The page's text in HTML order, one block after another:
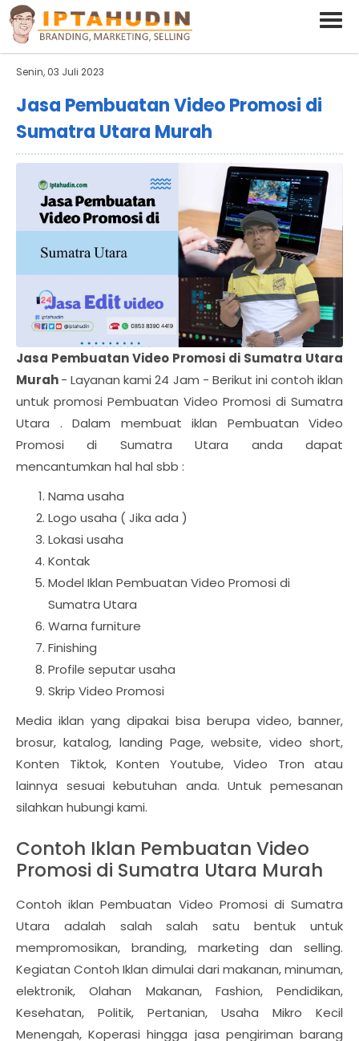
BARAND ANDA
Deskripsi Singkat Saja
Senin, 03 Juli 2023
Jasa Pembuatan Video Promosi di
Sumatra Utara Murah
Jasa Pembuatan Video Promosi di Sumatra Utara
Murah- Layanan kami 24 Jam - Berikut ini contoh iklan
untuk promosi Pembuatan Video Promosi di Sumatra
Utara . Dalam membuat iklan Pembuatan Video
Promosi di Sumatra Utara anda dapat
mencantumkan hal hal sbb :
Nama usaha
Logo usaha ( Jika ada )
Lokasi usaha
Kontak
Model Iklan Pembuatan Video Promosi di
Sumatra Utara
Warna furniture
Finishing
Profile seputar usaha
Skrip Video Promosi
Media iklan yang dipakai bisa berupa video, banner,
brosur, katalog, landing Page, website, video short,
Konten Tiktok, Konten Youtube, Video Tron atau
lainnya sesuai kebutuhan anda. Untuk pemesanan
silahkan hubungi kami.
Contoh Iklan Pembuatan Video
Promosi di Sumatra Utara Murah
Contoh iklan Pembuatan Video Promosi di Sumatra
Utara adalah salah salah satu bentuk untuk
mempromosikan, branding, marketing dan selling.
Kegiatan Contoh Iklan dimulai dari makanan, minuman,
elektronik, Olahan Makanan, Fashion, Pendidikan,
Kesehatan, Politik, Pertanian, Usaha Mikro Kecil
Menengah, Koperasi hingga jasa pengiriman barang